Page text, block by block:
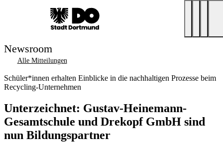
Newsroom
Alle Mitteilungen
Schüler*innen erhalten Einblicke in die nachhaltigen Prozesse beim
Recycling-Unternehmen
Unterzeichnet: Gustav-Heinemann-
Gesamtschule und Drekopf GmbH sind
nun Bildungspartner